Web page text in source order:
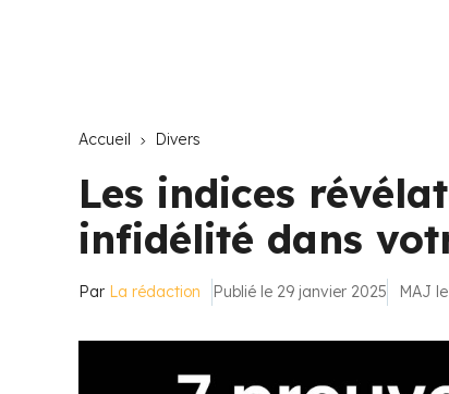
Accueil Divers
Les indices
infidélité dans
Par La rédaction Publié le 29 janvier 2025 MAJ